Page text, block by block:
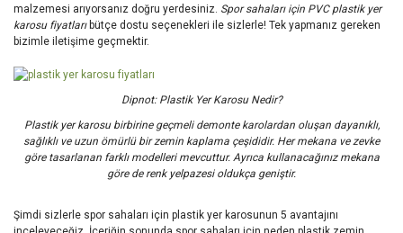
malzemesi arıyorsanız doğru yerdesiniz. Spor sahaları için PVC plastik yer
karosu fiyatlarıbütçe dostu seçenekleri ile sizlerle! Tek yapmanız gereken
bizimle iletişime geçmektir.
Dipnot: Plastik Yer Karosu Nedir?
Plastik yer karosu birbirine geçmeli demonte karolardan oluşan dayanıklı,
sağlıklı ve uzun ömürlü bir zemin kaplama çeşididir. Her mekana ve zevke
göre tasarlanan farklı modelleri mevcuttur. Ayrıca kullanacağınız mekana
göre de renk yelpazesi oldukça geniştir.
Şimdi sizlerle spor sahaları için plastik yer karosunun 5 avantajını